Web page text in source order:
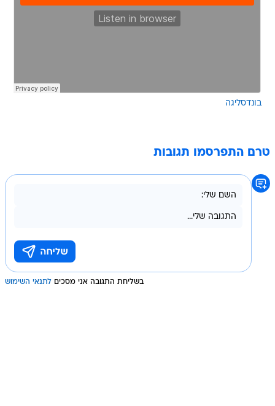
בונדסליגה
טרם התפרסמו תגובות
בשליחת התגובה אני מסכים לתנאי השימוש